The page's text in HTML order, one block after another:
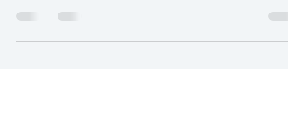
Un talismano per il nostro benessere.